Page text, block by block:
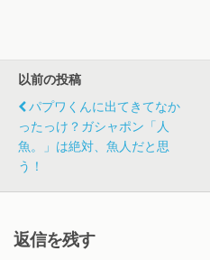
ロペ しりとり ロ
ペとアキラ先輩」
がすごい！
以前の投稿
パプワくんに出てきてなか
ったっけ？ガシャポン「人
魚。」は絶対、魚人だと思
う！
返信を残す